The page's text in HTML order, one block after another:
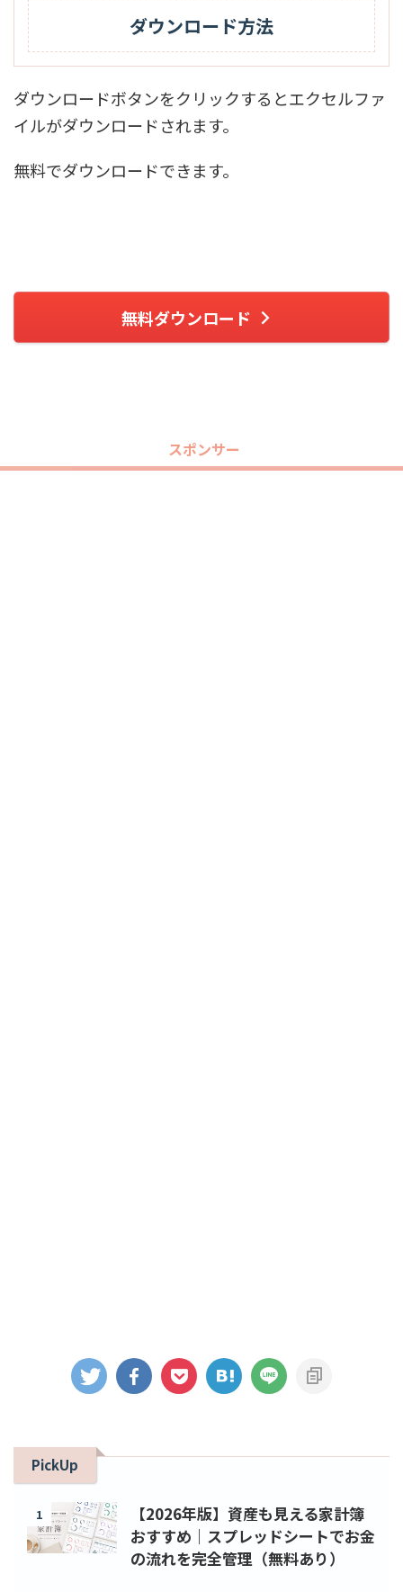
ダウンロード方法
ダウンロードボタンをクリックするとエクセルファ
イルがダウンロードされます。
無料でダウンロードできます。
無料ダウンロード
スポンサー
PickUp
1
【2026年版】資産も見える家計簿
おすすめ｜スプレッドシートでお金
の流れを完全管理（無料あり）